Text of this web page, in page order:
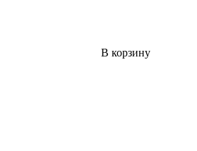
В корзину